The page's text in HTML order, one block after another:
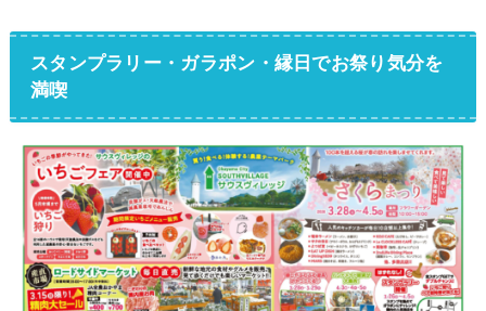
スタンプラリー・ガラポン・縁日でお祭り気分を
満喫